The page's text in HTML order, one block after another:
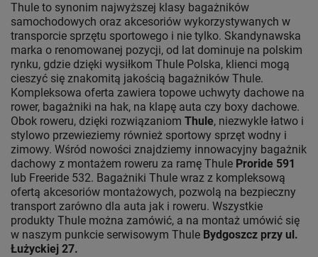
Thule to synonim najwyższej klasy bagażników
samochodowych oraz akcesoriów wykorzystywanych w
transporcie sprzętu sportowego i nie tylko. Skandynawska
marka o renomowanej pozycji, od lat dominuje na polskim
rynku, gdzie dzięki wysiłkom Thule Polska, klienci mogą
cieszyć się znakomitą jakością bagażników Thule.
Kompleksowa oferta zawiera topowe uchwyty dachowe na
rower, bagażniki na hak, na klapę auta czy boxy dachowe.
Obok roweru, dzięki rozwiązaniom Thule, niezwykle łatwo i
stylowo przewieziemy również sportowy sprzęt wodny i
zimowy. Wśród nowości znajdziemy innowacyjny bagażnik
dachowy z montażem roweru za ramę Thule Proride 591
lub Freeride 532. Bagażniki Thule wraz z kompleksową
ofertą akcesoriów montażowych, pozwolą na bezpieczny
transport zarówno dla auta jak i roweru. Wszystkie
produkty Thule można zamówić, a na montaż umówić się
w naszym punkcie serwisowym Thule Bydgoszcz przy ul.
Łużyckiej 27.